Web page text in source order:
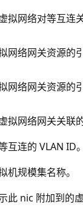
拟网络对等互连
网络网关资源的
网络网关资源的
拟网络网关关联
互连的 VLAN ID
机规模集名称。
此 nic 附加到的